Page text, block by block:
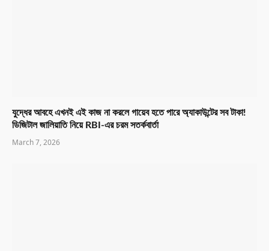
যুদ্ধের আবহে এখনই এই কাজ না করলে গায়েব হতে পারে অ্যাকাউন্টের সব টাকা!
ডিজিটাল জালিয়াতি নিয়ে RBI-এর চরম সতর্কবার্তা
March 7, 2026